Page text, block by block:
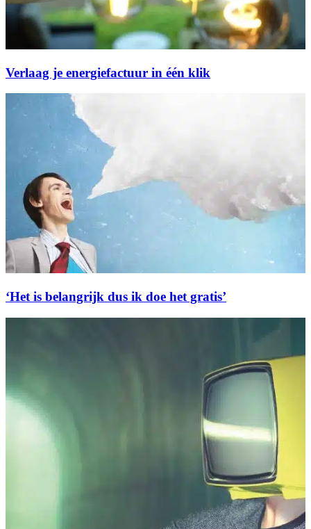
Verlaag je energiefactuur in één klik
‘Het is belangrijk dus ik doe het gratis’